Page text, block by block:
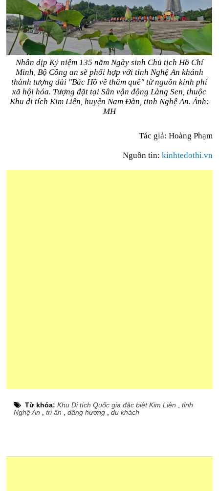
Nhân dịp Kỷ niệm 135 năm Ngày sinh Chủ tịch Hồ Chí
Minh, Bộ Công an sẽ phối hợp với tỉnh Nghệ An khánh
thành tượng đài "Bác Hồ về thăm quê" từ nguồn kinh phí
xã hội hóa. Tượng đặt tại Sân vận động Làng Sen, thuộc
Khu di tích Kim Liên, huyện Nam Đàn, tỉnh Nghệ An. Ảnh:
MH
Tác giả: Hoàng Phạm
Nguồn tin: kinhtedothi.vn
Từ khóa:Khu Di tích Quốc gia đặc biệt Kim Liên ,tỉnh
Nghệ An ,tri ân ,dâng hương ,du khách